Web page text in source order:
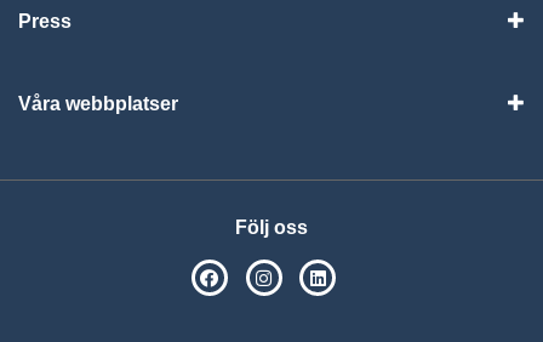
Press
Våra webbplatser
Följ oss
SPSM på Facebook
SPSM på Instagram